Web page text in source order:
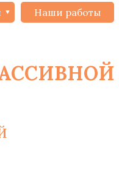
Наши работы